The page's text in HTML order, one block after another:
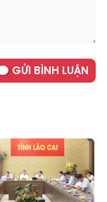
GỬI BÌNH LUẬN